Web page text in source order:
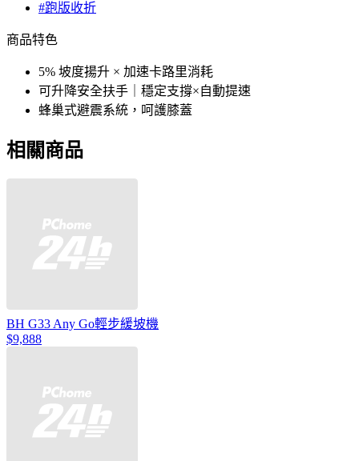
#跑版收折
商品特色
5% 坡度揚升 × 加速卡路里消耗
可升降安全扶手｜穩定支撐×自動提速
蜂巢式避震系統，呵護膝蓋
相關商品
BH G33 Any Go輕步緩坡機
$9,888